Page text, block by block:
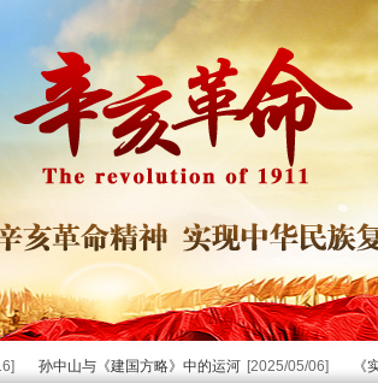
孙中山与《建国方略》中的运河 [2025/05/06] 《实